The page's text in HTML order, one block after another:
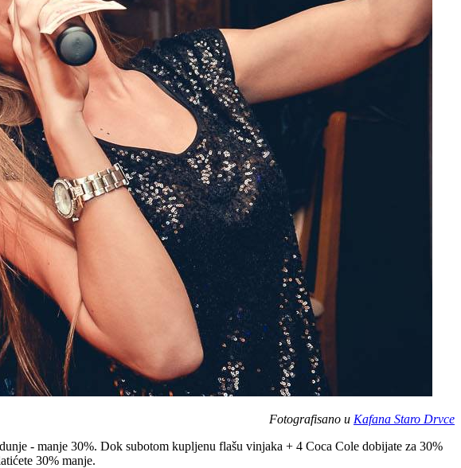
Fotografisano u Kafana Staro Drvce
- manje 30%. Dok subotom kupljenu flašu vinjaka + 4 Coca Cole dobijate za 30%
30% manje.